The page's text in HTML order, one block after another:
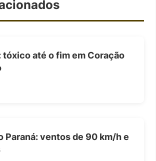
tóxico até o fim em Coração
Paraná: ventos de 90 km/h e